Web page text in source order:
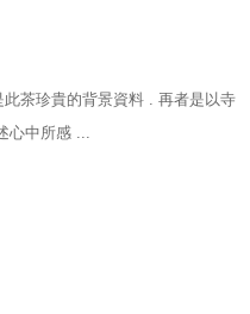
茶珍貴的背景資料 . 再者是以寺
心中所感 ...